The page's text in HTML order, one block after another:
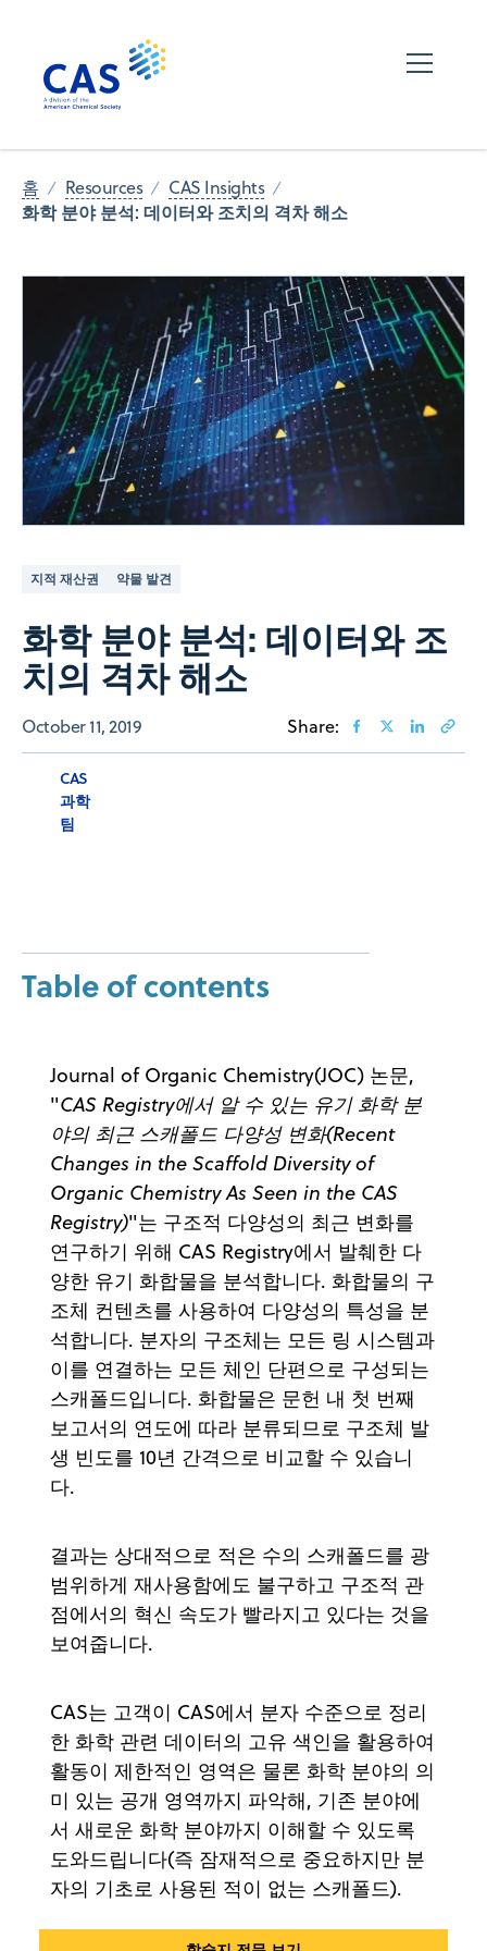
홈 Resources CAS Insights
화학 분야 분석: 데이터와 조치의 격차 해소
지적 재산권 약물 발견
화학 분야 분석: 데이터와 조
치의 격차 해소
October 11, 2019 Share:
CAS
과학
팀
Table of contents
Journal of Organic Chemistry(JOC) 논문,
"CAS Registry에서 알 수 있는 유기 화학 분
야의 최근 스캐폴드 다양성 변화(Recent
Changes in the Scaffold Diversity of
Organic Chemistry As Seen in the CAS
Registry)"는 구조적 다양성의 최근 변화를
연구하기 위해 CAS Registry에서 발췌한 다
양한 유기 화합물을 분석합니다. 화합물의 구
조체 컨텐츠를 사용하여 다양성의 특성을 분
석합니다. 분자의 구조체는 모든 링 시스템과
이를 연결하는 모든 체인 단편으로 구성되는
스캐폴드입니다. 화합물은 문헌 내 첫 번째
보고서의 연도에 따라 분류되므로 구조체 발
생 빈도를 10년 간격으로 비교할 수 있습니
다.
결과는 상대적으로 적은 수의 스캐폴드를 광
범위하게 재사용함에도 불구하고 구조적 관
점에서의 혁신 속도가 빨라지고 있다는 것을
보여줍니다.
CAS는 고객이 CAS에서 분자 수준으로 정리
한 화학 관련 데이터의 고유 색인을 활용하여
활동이 제한적인 영역은 물론 화학 분야의 의
미 있는 공개 영역까지 파악해, 기존 분야에
서 새로운 화학 분야까지 이해할 수 있도록
도와드립니다(즉 잠재적으로 중요하지만 분
자의 기초로 사용된 적이 없는 스캐폴드).